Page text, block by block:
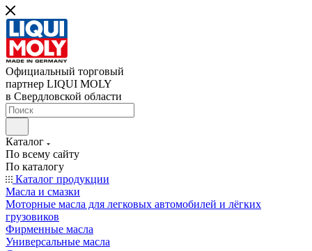
Официальный торговый
партнер LIQUI MOLY
в Свердловской области
Каталог
По всему сайту
По каталогу
Каталог продукции
Масла и смазки
Моторные масла для легковых автомобилей и лёгких
грузовиков
Фирменные масла
Универсальные масла